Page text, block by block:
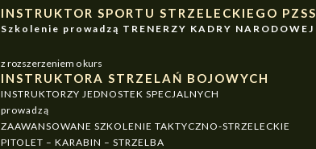
INSTRUKTOR SPORTU STRZELECKIEGO PZSS
Szkolenie prowadzą TRENERZY KADRY NARODOWEJ
z rozszerzeniem o kurs
INSTRUKTORA STRZELAŃ BOJOWYCH
INSTRUKTORZY JEDNOSTEK SPECJALNYCH
prowadzą
ZAAWANSOWANE SZKOLENIE TAKTYCZNO-STRZELECKIE
PITOLET – KARABIN – STRZELBA